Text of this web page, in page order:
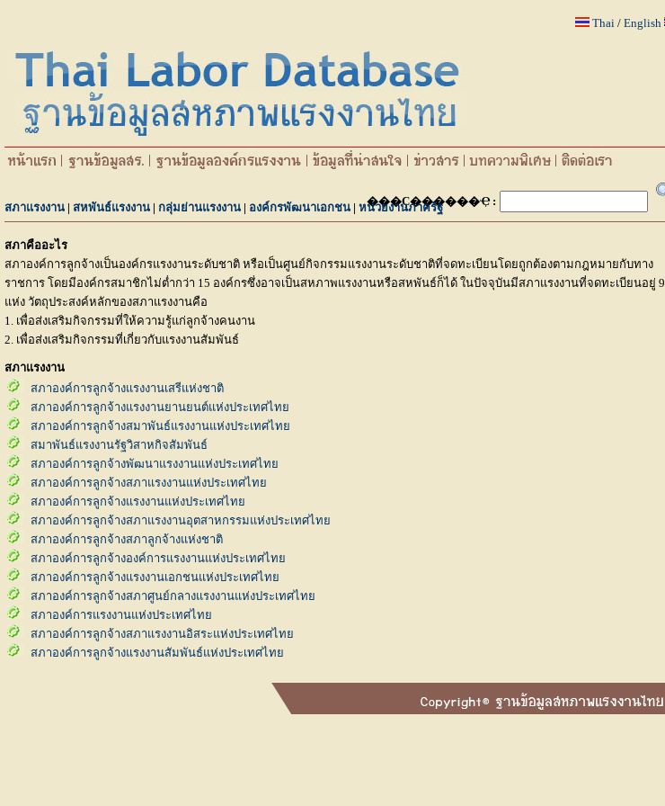
Thai / English
���Ҫ������Ҿ :
สภาแรงงาน | สหพันธ์แรงงาน | กลุ่มย่านแรงงาน | องค์กรพัฒนาเอกชน | หน่วยงานภาครัฐ
สภาคืออะไร
สภาองค์การลูกจ้างเป็นองค์กรแรงงานระดับชาติ หรือเป็นศูนย์กิจกรรมแรงงานระดับชาติที่จดทะเบียนโดยถูกต้องตามกฎหมายกับทาง
ราชการ โดยมีองค์กรสมาชิกไม่ต่ำกว่า 15 องค์กรซึ่งอาจเป็นสหภาพแรงงานหรือสหพันธ์ก็ได้ ในปัจจุบันมีสภาแรงงานที่จดทะเบียนอยู่ 9
แห่ง วัตถุประสงค์หลักของสภาแรงงานคือ
1. เพื่อส่งเสริมกิจกรรมที่ให้ความรู้แก่ลูกจ้างคนงาน
2. เพื่อส่งเสริมกิจกรรมที่เกี่ยวกับแรงงานสัมพันธ์
สภาแรงงาน
สภาองค์การลูกจ้างแรงงานเสรีแห่งชาติ
สภาองค์การลูกจ้างแรงงานยานยนต์แห่งประเทศไทย
สภาองค์การลูกจ้างสมาพันธ์แรงงานแห่งประเทศไทย
สมาพันธ์แรงงานรัฐวิสาหกิจสัมพันธ์
สภาองค์การลูกจ้างพัฒนาแรงงานแห่งประเทศไทย
สภาองค์การลูกจ้างสภาแรงงานแห่งประเทศไทย
สภาองค์การลูกจ้างแรงงานแห่งประเทศไทย
สภาองค์การลูกจ้างสภาแรงงานอุตสาหกรรมแห่งประเทศไทย
สภาองค์การลูกจ้างสภาลูกจ้างแห่งชาติ
สภาองค์การลูกจ้างองค์การแรงงานแห่งประเทศไทย
สภาองค์การลูกจ้างแรงงานเอกชนแห่งประเทศไทย
สภาองค์การลูกจ้างสภาศูนย์กลางแรงงานแห่งประเทศไทย
สภาองค์การแรงงานแห่งประเทศไทย
สภาองค์การลูกจ้างสภาแรงงานอิสระแห่งประเทศไทย
สภาองค์การลูกจ้างแรงงานสัมพันธ์แห่งประเทศไทย